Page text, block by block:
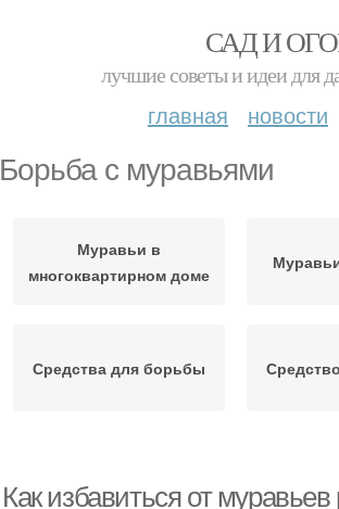
САД И
лучшие советы и идеи для
главная новости
Борьба с муравьями
Муравьи в
многоквартирном доме
Средства для борьбы
Как избавиться от